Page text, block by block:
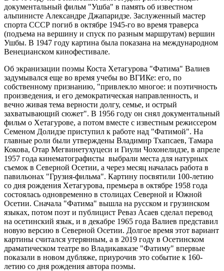
документальный фильм "Ушба" в память об известном
альпинисте Александре Джапаридзе. Заслуженный мастер
спорта СССР погиб в октябре 1945-го во время траверса
(подъема на вершину и спуск по разным маршрутам) вершин
Ушбы. В 1947 году картина была показана на международном
Венецианском кинофестивале.
Об экранизации поэмы Коста Хетагурова "Фатима" Валиев
задумывался еще во время учебы во ВГИКе: его, по
собственному признанию, "привлекло многое: и поэтичность
произведения, и его демократическая направленность, и
вечно живая тема верности долгу, семье, и острый
захватывающий сюжет". В 1956 году он снял документальный
фильм о Хетагурове, а потом вместе с известным режиссером
Семеном Долидзе приступил к работе над "Фатимой". На
главные роли были утверждены Владимир Тхапсаев, Тамара
Кокова, Отар Мегвинетухуцеси и Гиули Чохонелидзе, в апреле
1957 года кинематографисты выбрали места для натурных
съемок в Северной Осетии, а через месяц началась работа в
павильонах "Грузия-фильма". Картину посвятили 100-летию
со дня рождения Хетагурова, премьера в октябре 1958 года
состоялась одновременно в столицах Северной и Южной
Осетии. Сначала "Фатима" вышла на русском и грузинском
языках, потом поэт и публицист Реваз Асаев сделал перевод
на осетинский язык, и в декабре 1965 года Валиев представил
новую версию в Северной Осетии. Долгое время этот вариант
картины считался утерянным, а в 2019 году в Осетинском
драматическом театре во Владикавказе "Фатиму" впервые
показали в новом дубляже, приурочив это событие к 160-
летию со дня рождения автора поэмы.